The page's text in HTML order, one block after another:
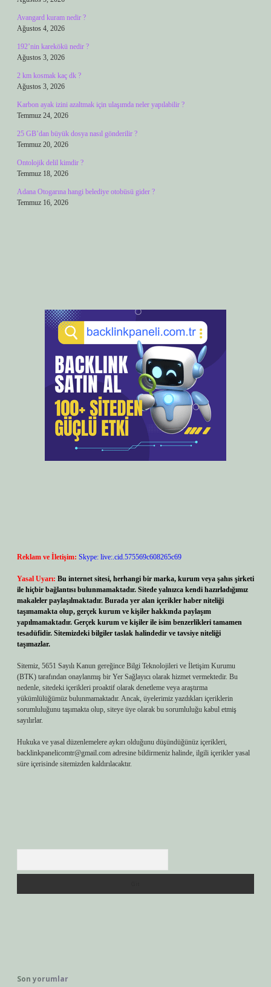
Avangard kuram nedir ?
Ağustos 4, 2026
192’nin karekökü nedir ?
Ağustos 3, 2026
2 km kosmak kaç dk ?
Ağustos 3, 2026
Karbon ayak izini azaltmak için ulaşımda neler yapılabilir ?
Temmuz 24, 2026
25 GB’dan büyük dosya nasıl gönderilir ?
Temmuz 20, 2026
Ontolojik delil kimdir ?
Temmuz 18, 2026
Adana Otogarına hangi belediye otobüsü gider ?
Temmuz 16, 2026
Reklam ve İletişim: Skype: live:.cid.575569c608265c69
Yasal Uyarı: Bu internet sitesi, herhangi bir marka, kurum veya şahıs şirketi
ile hiçbir bağlantısı bulunmamaktadır. Sitede yalnızca kendi hazırladığımız
makaleler paylaşılmaktadır. Burada yer alan içerikler haber niteliği
taşımamakta olup, gerçek kurum ve kişiler hakkında paylaşım
yapılmamaktadır. Gerçek kurum ve kişiler ile isim benzerlikleri tamamen
tesadüfidir. Sitemizdeki bilgiler taslak halindedir ve tavsiye niteliği
taşımazlar.
Sitemiz, 5651 Sayılı Kanun gereğince Bilgi Teknolojileri ve İletişim Kurumu
(BTK) tarafından onaylanmış bir Yer Sağlayıcı olarak hizmet vermektedir. Bu
nedenle, sitedeki içerikleri proaktif olarak denetleme veya araştırma
yükümlülüğümüz bulunmamaktadır. Ancak, üyelerimiz yazdıkları içeriklerin
sorumluluğunu taşımakta olup, siteye üye olarak bu sorumluluğu kabul etmiş
sayılırlar.
Hukuka ve yasal düzenlemelere aykırı olduğunu düşündüğünüz içerikleri,
backlinkpanelicomtr@gmail.com adresine bildirmeniz halinde, ilgili içerikler yasal
süre içerisinde sitemizden kaldırılacaktır.
Son yorumlar